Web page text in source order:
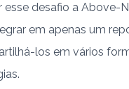
esse desafio a Above-
em apenas um
los em vários